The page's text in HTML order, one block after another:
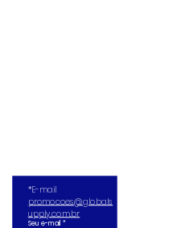
promocoes@globals
upply.com.br
Seu e-mail *